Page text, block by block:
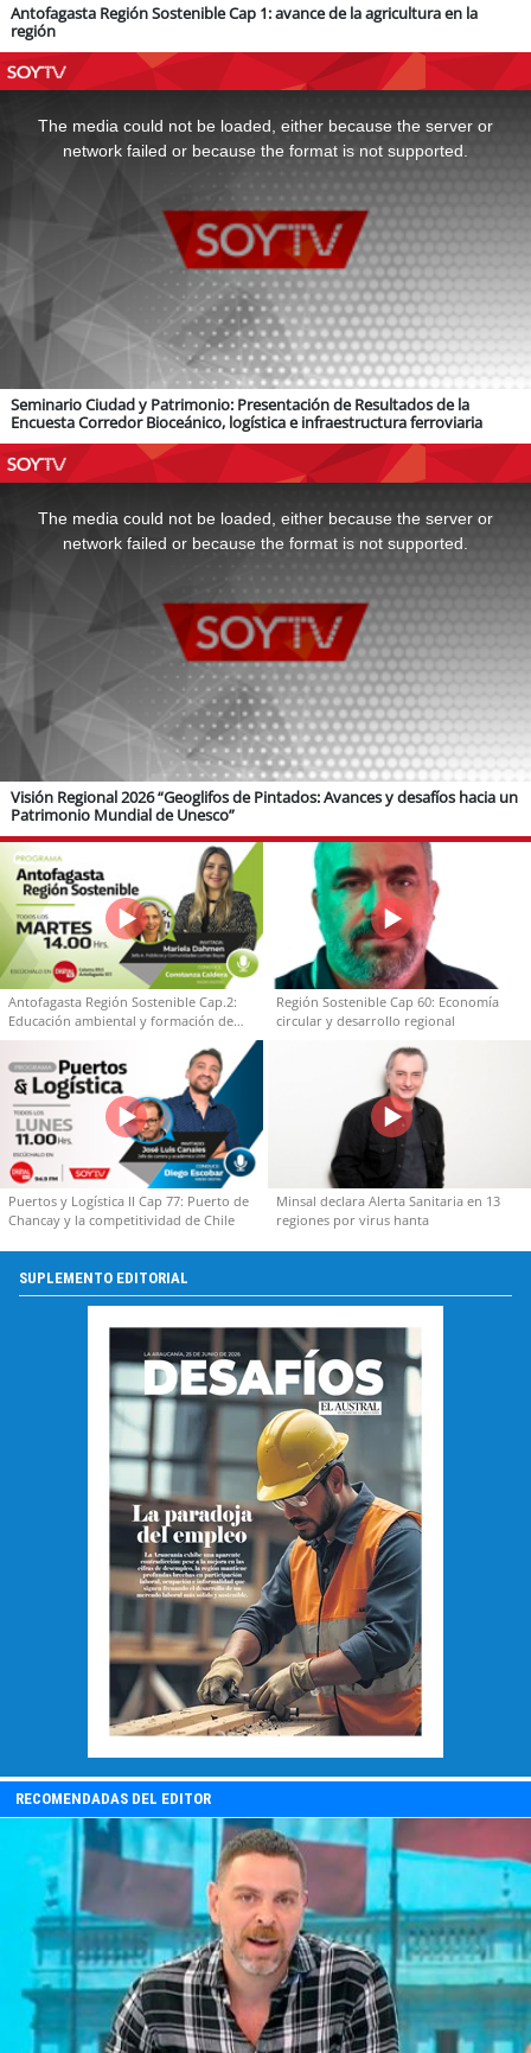
Antofagasta Región Sostenible Cap 1: avance de la agricultura en la
región
The media could not be loaded, either because the server or
network failed or because the format is not supported.
Seminario Ciudad y Patrimonio: Presentación de Resultados de la
Encuesta Corredor Bioceánico, logística e infraestructura ferroviaria
The media could not be loaded, either because the server or
network failed or because the format is not supported.
Visión Regional 2026 “Geoglifos de Pintados: Avances y desafíos hacia un
Patrimonio Mundial de Unesco”
Antofagasta Región Sostenible Cap.2:
Educación ambiental y formación de
capacidades técnicas
Región Sostenible Cap 60: Economía
circular y desarrollo regional
Puertos y Logística II Cap 77: Puerto de
Chancay y la competitividad de Chile
Minsal declara Alerta Sanitaria en 13
regiones por virus hanta
SUPLEMENTO EDITORIAL
RECOMENDADAS DEL EDITOR